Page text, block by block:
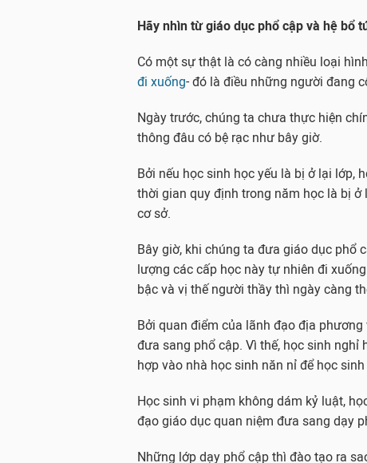
Hãy nhìn từ giáo dục phổ cập và hệ bổ
Có một sự thật là có càng nhiều loại
đi xuống- đó là điều những người đang
Ngày trước, chúng ta chưa thực hiện
thông đâu có bệ rạc như bây giờ.
Bởi nếu học sinh học yếu là bị ở lại lớp,
thời gian quy định trong năm học là bị
cơ sở.
Bây giờ, khi chúng ta đưa giáo dục phổ
lượng các cấp học này tự nhiên đi
bậc và vị thế người thầy thì ngày càng
Bởi quan điểm của lãnh đạo địa
đưa sang phổ cập. Vì thế, học sinh nghỉ
hợp vào nhà học sinh năn nỉ để học
Học sinh vi phạm không dám kỷ luật,
đạo giáo dục quan niệm đưa sang dạy
Những lớp dạy phổ cập thì đào tạo ra